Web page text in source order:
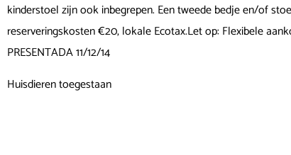
kinderstoel zijn ook inbegrepen. Een tweede bedje en/of
reserveringskosten €20, lokale Ecotax.Let op: Flexibele
PRESENTADA 11/12/14
Huisdieren toegestaan